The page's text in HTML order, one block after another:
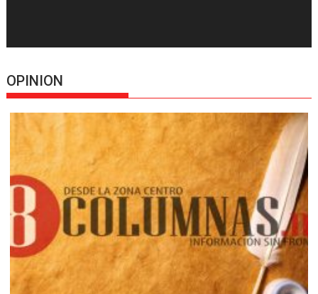
OPINION